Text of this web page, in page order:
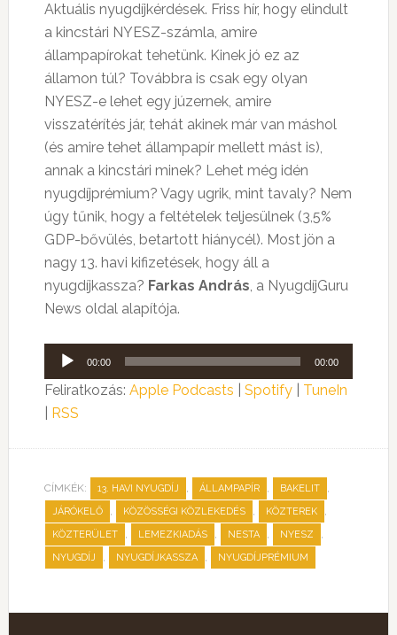
Aktuális nyugdíjkérdések. Friss hír, hogy elindult
a kincstári NYESZ-számla, amire
állampapírokat tehetünk. Kinek jó ez az
államon túl? Továbbra is csak egy olyan
NYESZ-e lehet egy júzernek, amire
visszatérítés jár, tehát akinek már van máshol
(és amire tehet állampapír mellett mást is),
annak a kincstári minek? Lehet még idén
nyugdíjprémium? Vagy ugrik, mint tavaly? Nem
úgy tűnik, hogy a feltételek teljesülnek (3,5%
GDP-bővülés, betartott hiánycél). Most jön a
nagy 13. havi kifizetések, hogy áll a
nyugdíjkassza? Farkas András, a NyugdíjGuru
News oldal alapítója.
Audió
lejátszó
00:00 00:00
Feliratkozás: Apple Podcasts Spotify| TuneIn
RSS
CÍMKÉK: 13. HAVI NYUGDÍJ , ÁLLAMPAPÍR , BAKELIT ,
JÁRÓKELŐ , KÖZÖSSÉGI KÖZLEKEDÉS , KÖZTEREK ,
KÖZTERÜLET , LEMEZKIADÁS , NESTA , NYESZ ,
NYUGDÍJ , NYUGDÍJKASSZA , NYUGDÍJPRÉMIUM